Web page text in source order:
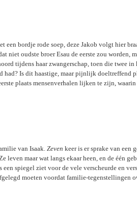
een bordje rode soep, deze Jakob volgt hier
niet oudste broer Esau de eerste zou worden,
tijdens haar zwangerschap, toen die twee
had? Is dit haastige, maar pijnlijk doeltreffend
plaats mensenverhalen lijken te zijn,
van Isaak.Zeven keer is er sprake van een
leven maar wat langs ekaar heen, en de één
spiegel ziet voor de vele verscheurde en
moeten voordat familie-tegenstellingen